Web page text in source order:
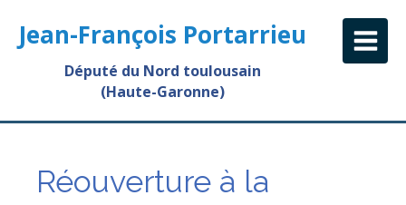
Jean-François Portarrieu
Député du Nord toulousain
(Haute-Garonne)
Réouverture à la